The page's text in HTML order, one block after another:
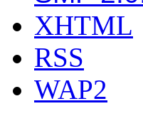
XHTML
RSS
WAP2